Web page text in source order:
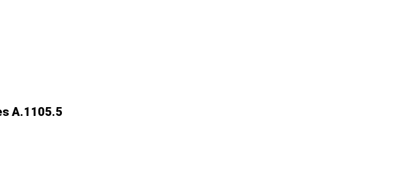
A.1105.5